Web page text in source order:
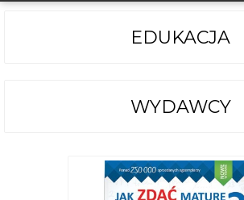
EDUKACJA
WYDAWCY